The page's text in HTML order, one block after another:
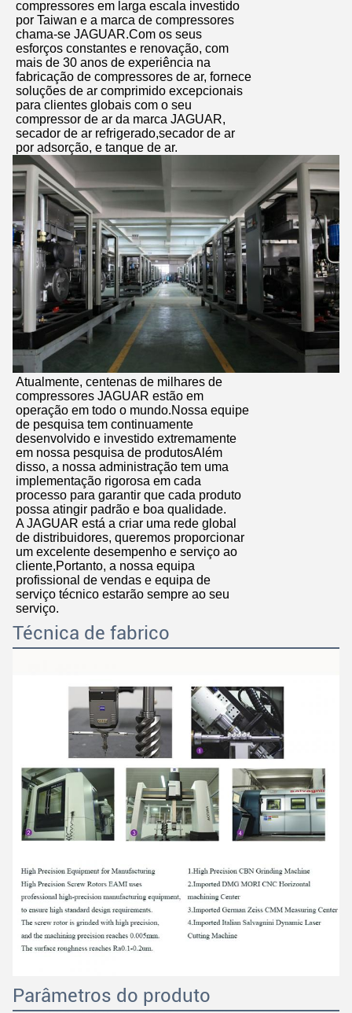
compressores em larga escala investido
por Taiwan e a marca de compressores
chama-se JAGUAR.Com os seus
esforços constantes e renovação, com
mais de 30 anos de experiência na
fabricação de compressores de ar, fornece
soluções de ar comprimido excepcionais
para clientes globais com o seu
compressor de ar da marca JAGUAR,
secador de ar refrigerado,secador de ar
por adsorção, e tanque de ar.
Atualmente, centenas de milhares de
compressores JAGUAR estão em
operação em todo o mundo.Nossa equipe
de pesquisa tem continuamente
desenvolvido e investido extremamente
em nossa pesquisa de produtosAlém
disso, a nossa administração tem uma
implementação rigorosa em cada
processo para garantir que cada produto
possa atingir padrão e boa qualidade.
A JAGUAR está a criar uma rede global
de distribuidores, queremos proporcionar
um excelente desempenho e serviço ao
cliente,Portanto, a nossa equipa
profissional de vendas e equipa de
serviço técnico estarão sempre ao seu
serviço.
Técnica de fabrico
Parâmetros do produto